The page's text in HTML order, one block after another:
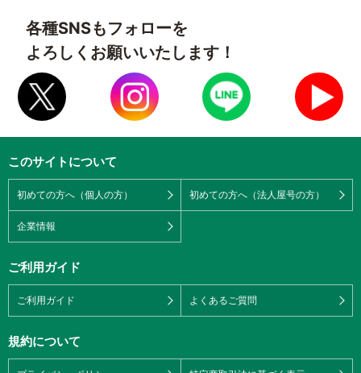
各種SNSもフォローを
よろしくお願いいたします！
このサイトについて
初めての方へ（個人の方） 初めての方へ（法人屋号の方）
企業情報
ご利用ガイド
ご利用ガイド よくあるご質問
規約について